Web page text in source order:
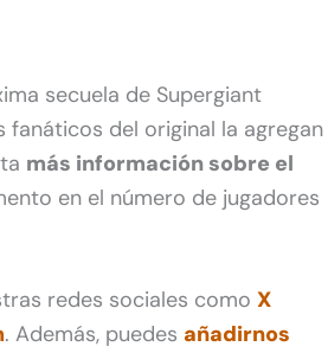
secuela de Supergiant
fanáticos del original la agregan
más información sobre el
en el número de jugadores
redes sociales como X
. Además, puedes añadirnos